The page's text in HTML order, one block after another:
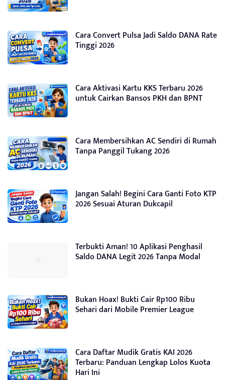
Cara Convert Pulsa Jadi Saldo DANA Rate
Tinggi 2026
Cara Aktivasi Kartu KKS Terbaru 2026
untuk Cairkan Bansos PKH dan BPNT
Cara Membersihkan AC Sendiri di Rumah
Tanpa Panggil Tukang 2026
Jangan Salah! Begini Cara Ganti Foto KTP
2026 Sesuai Aturan Dukcapil
Terbukti Aman! 10 Aplikasi Penghasil
Saldo DANA Legit 2026 Tanpa Modal
Bukan Hoax! Bukti Cair Rp100 Ribu
Sehari dari Mobile Premier League
Cara Daftar Mudik Gratis KAI 2026
Terbaru: Panduan Lengkap Lolos Kuota
Hari Ini